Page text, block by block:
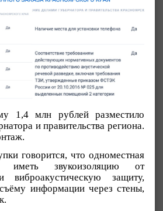
1,4 млн рублей разместило
и правительства региона.
говорится, что одноместная
иметь звукоизоляцию от
виброакустическую защиту,
информации через стены,